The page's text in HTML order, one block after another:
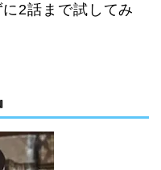
2話まで試してみ